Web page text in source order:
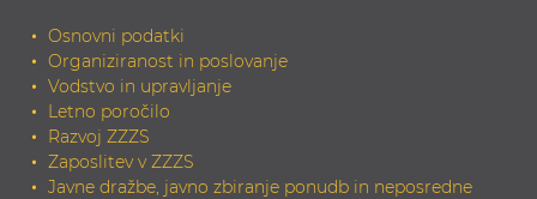
Osnovni podatki
Organiziranost in poslovanje
Vodstvo in upravljanje
Letno poročilo
Razvoj ZZZS
Zaposlitev v ZZZS
Javne dražbe, javno zbiranje ponudb in neposredne